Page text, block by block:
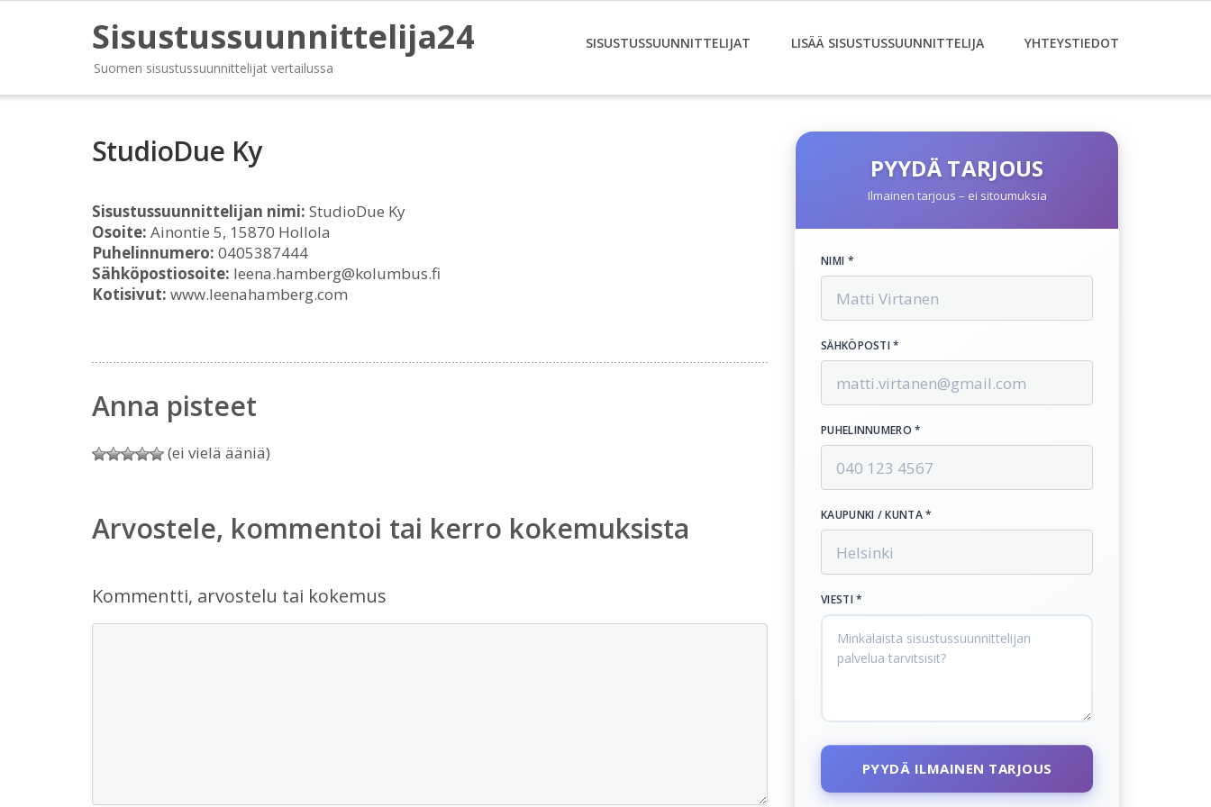
Sisustussuunnittelija24
Suomen sisustussuunnittelijat vertailussa
SISUSTUSSUUNNITTELIJAT LISÄÄ SISUSTUSSUUNNITTELIJA YHTEYSTIEDOT
StudioDue Ky
Sisustussuunnittelijan nimi: StudioDue Ky
Osoite: Ainontie 5, 15870 Hollola
Puhelinnumero: 0405387444
Sähköpostiosoite: leena.hamberg@kolumbus.fi
Kotisivut: www.leenahamberg.com
Anna pisteet
(ei vielä ääniä)
Arvostele, kommentoi tai kerro kokemuksista
Kommentti, arvostelu tai kokemus
PYYDÄ TARJOUS
Ilmainen tarjous – ei sitoumuksia
NIMI *
SÄHKÖPOSTI *
PUHELINNUMERO *
KAUPUNKI / KUNTA *
VIESTI *
PYYDÄ ILMAINEN TARJOUS